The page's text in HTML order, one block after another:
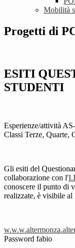
Mobilità
Progetti di
ESITI
STUDENTI
Esperienze/attività
Classi Terze, Quarte,
Gli esiti del
collaborazione con l'
conoscere il punto di
realizzate, è visibile
Password fabio